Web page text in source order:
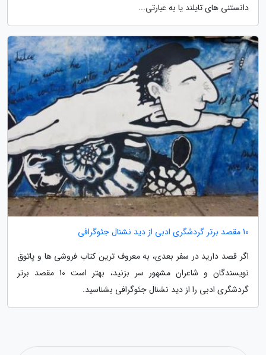
دانستنی های تایلند یا به عبارتی...
10 مقصد برتر گردشگری ادبی از دید نشنال جئوگرافی
اگر قصد دارید در سفر بعدی، به معروف ترین کتاب فروشی ها و پاتوق
نویسندگان و شاعران مشهور سر بزنید، بهتر است 10 مقصد برتر
گردشگری ادبی را از دید نشنال جئوگرافی بشناسید.